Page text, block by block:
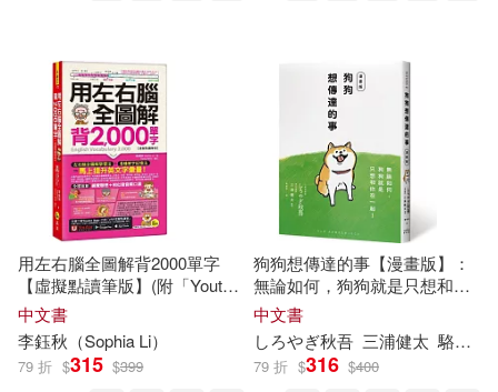
秋タカ(8)
秋好賢一(8) 秋川滝美(8)
秋文(8)
角川ビーンズ文庫編集部(8)
野花さおり(8) 陳璞(8)
生活‧讀書‧新知三聯書店(27)
中國華僑出版社(26)
中國輕工業出版社(26)
山東人民出版社(26)
江西教育出版社(26)
用左右腦全圖解背2000單字
【虛擬點讀筆版】(附「Youtor
App」內含VRP虛擬點讀筆+防
水書套)
中文書
李鈺秋 （Sophia Li）
79 折 $315 $399
狗狗想傳達的事【漫畫版】：
無論如何，狗狗就是只想和你
在一起!
中文書
しろやぎ秋吾 三浦健太 駱香雅
79 折 $316 $400